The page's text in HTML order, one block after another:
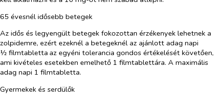
65 évesnél idősebb betegek
Az idős és legyengült betegek fokozottan érzékenyek lehetnek a
zolpidemre, ezért ezeknél a betegeknél az ajánlott adag napi
½ filmtabletta az egyéni tolerancia gondos értékelését követően,
ami kivételes esetekben emelhető 1 filmtablettára. A maximális
adag napi 1 filmtabletta.
Gyermekek és serdülők